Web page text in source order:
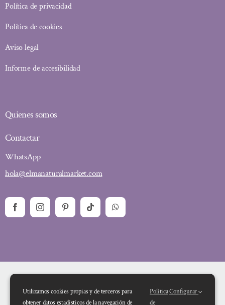
Política de privacidad
Política de cookies
Aviso legal
Informe de accesibilidad
Quienes somos
Contactar
WhatsApp
hola@elmanaturalmarket.com
Utilizamos cookies propias y de terceros para
obtener datos estadísticos de la navegación de
Política
de
Configurar